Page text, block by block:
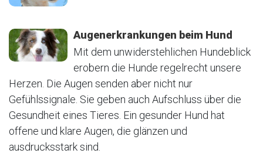
Augenerkrankungen beim Hund
Mit dem unwiderstehlichen Hundeblick
erobern die Hunde regelrecht unsere
Herzen. Die Augen senden aber nicht nur
Gefühlssignale. Sie geben auch Aufschluss über die
Gesundheit eines Tieres. Ein gesunder Hund hat
offene und klare Augen, die glänzen und
ausdrucksstark sind.